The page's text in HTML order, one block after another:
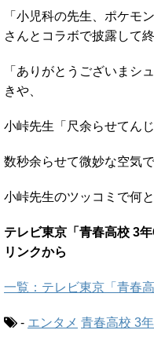
「小児科の先生、ポケモ
さんとコラボで披露して終
「ありがとうございまシ
きや、
小峠先生「尺余らせてん
数秒余らせて微妙な空気
小峠先生のツッコミで何
テレビ東京「青春高校 3
リンクから
一覧：テレビ東京「青春高
- エンタメ 青春高校 3